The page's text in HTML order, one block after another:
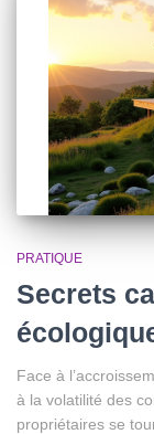
PRATIQUE
Secrets
Face à
à la volatilité des
propriétaires se